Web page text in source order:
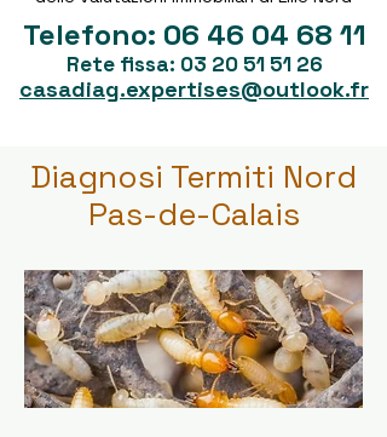
Telefono: 06 46 04 68 11
Rete fissa: 03 20 51 51 26
casadiag.expertises@outlook.fr
Diagnosi Termiti Nord
Pas-de-Calais